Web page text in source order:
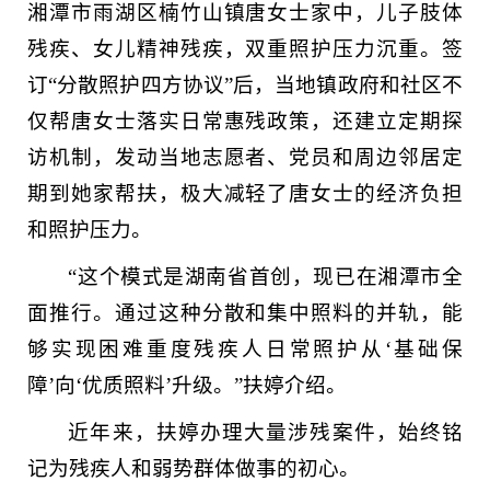
湘潭市雨湖区楠竹山镇唐女士家中，儿子肢体
残疾、女儿精神残疾，双重照护压力沉重。签
订“分散照护四方协议”后，当地镇政府和社区不
仅帮唐女士落实日常惠残政策，还建立定期探
访机制，发动当地志愿者、党员和周边邻居定
期到她家帮扶，极大减轻了唐女士的经济负担
和照护压力。
“这个模式是湖南省首创，现已在湘潭市全
面推行。通过这种分散和集中照料的并轨，能
够实现困难重度残疾人日常照护从‘基础保
障’向‘优质照料’升级。”扶婷介绍。
近年来，扶婷办理大量涉残案件，始终铭
记为残疾人和弱势群体做事的初心。